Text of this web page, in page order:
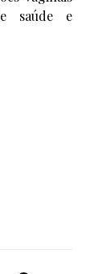
saúde e